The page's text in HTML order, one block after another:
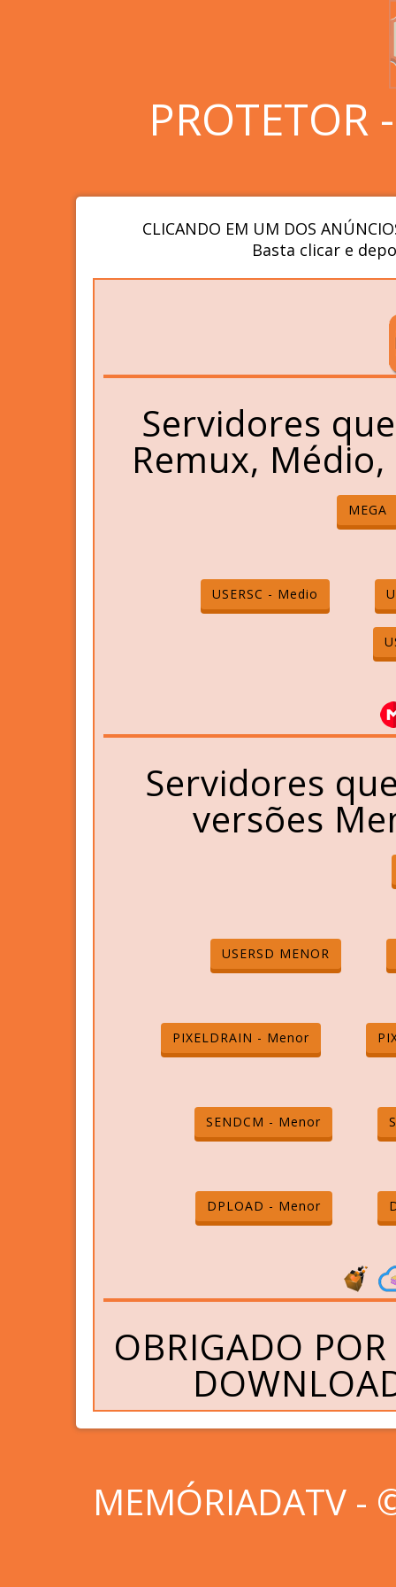
PROTETOR
CLICANDO EM UM DOS
Basta clicar e
Servidores
Remux,
MEGA
USERSC - Medio
Servidores
versões
USERSD MENOR
PIXELDRAIN - Menor
SENDCM - Menor
DPLOAD - Menor
OBRIGADO
MEMÓRIADATV